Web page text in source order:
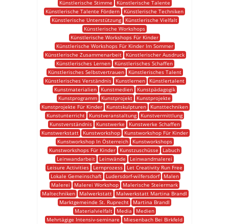
Künstlerische Stimme
Künstlerische Talente
Künstlerische Talente Fördern
Künstlerische Techniken
Künstlerische Unterstützung
Künstlerische Vielfalt
Künstlerische Workshops
Künstlerische Workshops Für Kinder
Künstlerische Workshops Für Kinder Im Sommer
Künstlerische Zusammenarbeit
Künstlerischer Ausdruck
Künstlerisches Lernen
Künstlerisches Schaffen
Künstlerisches Selbstvertrauen
Künstlerisches Talent
Künstlerisches Verständnis
Kunstlernen
Künstlertalent
Kunstmaterialien
Kunstmedien
Kunstpädagogik
Kunstprogramm
Kunstprojekt
Kunstprojekte
Kunstprojekte Für Kinder
Kunstskulpturen
Kunsttechniken
Kunstunterricht
Kunstveranstaltung
Kunstvermittlung
Kunstverständnis
Kunstwerke
Kunstwerke Schaffen
Kunstwerkstatt
Kunstworkshop
Kunstworkshop Für Kinder
Kunstworkshop In Österreich
Kunstworkshops
Kunstworkshops Für Kinder
Kunstzuschüsse
Labuch
Leinwandarbeit
Leinwände
Leinwandmalerei
Leisure Activities
Lernprozess
Let Creativity Run Free
Lokale Gemeinschaft
Ludersdorf-wilfersdorf
Malen
Malerei
Malerei Workshop
Malerische Steiermark
Maltechniken
Malwerkstatt
Malwerkstatt Martina Brandl
Marktgemeinde St. Ruprecht
Martina Brandl
Materialvielfalt
Media
Medien
Mehrtägige Intensiv-seminare
Miesenbach Bei Birkfeld